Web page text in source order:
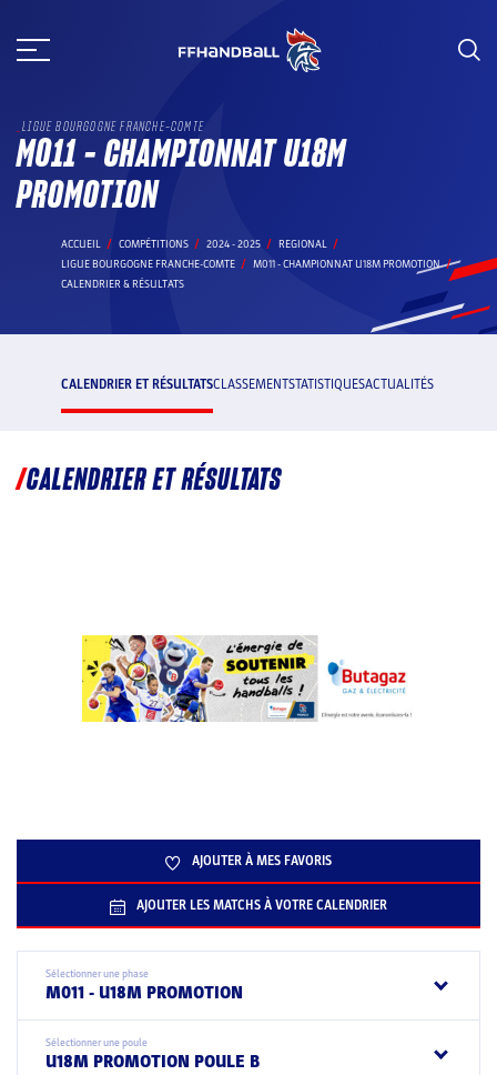
au
LIGUE BOURGOGNE FRANCHE-COMTE
M011 - CHAMPIONNAT U18M
PROMOTION
ACCUEIL COMPÉTITIONS 2024 - 2025
REGIONAL
LIGUE BOURGOGNE FRANCHE-COMTE
M011 - CHAMPIONNAT U18M PROMOTION
CALENDRIER & RÉSULTATS
CALENDRIER ET RÉSULTATSCLASSEMENTSTATISTIQUESACTUALITÉS
CALENDRIER ET RÉSULTATS
AJOUTER À MES FAVORIS
AJOUTER LES MATCHS À VOTRE CALENDRIER
Sélectionner une phase
M011 - U18M PROMOTION
Sélectionner une poule
U18M PROMOTION POULE B